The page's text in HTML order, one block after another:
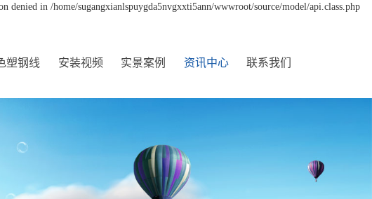
denied in /home/sugangxianlspuygda5nvgxxti5ann/wwwroot/source/model/api.class.php
塑钢线 安装视频 实景案例 资讯中心 联系我们